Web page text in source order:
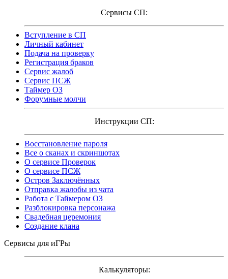
Сервисы СП:
Вступление в СП
Личный кабинет
Подача на проверку
Регистрация браков
Сервис жалоб
Сервис ПСЖ
Таймер ОЗ
Форумные молчи
Инструкции СП:
Восстановление пароля
Все о сканах и скриншотах
О сервисе Проверок
О сервисе ПСЖ
Остров Заключённых
Отправка жалобы из чата
Работа с Таймером ОЗ
Разблокировка персонажа
Свадебная церемония
Создание клана
Сервисы для иГРы
Калькуляторы: